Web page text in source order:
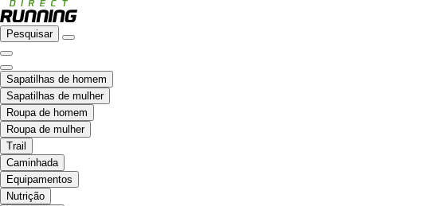
Pesquisar
Sapatilhas de homem
Sapatilhas de mulher
Roupa de homem
Roupa de mulher
Trail
Caminhada
Equipamentos
Nutrição